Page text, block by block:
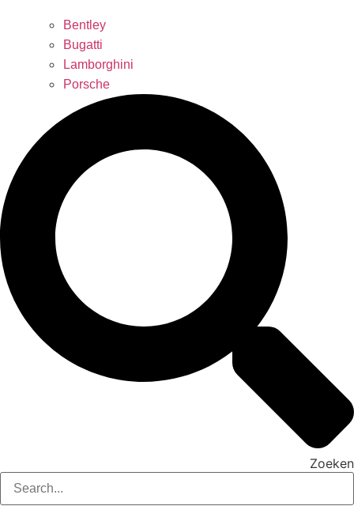
Bentley
Bugatti
Lamborghini
Porsche
Zoeken